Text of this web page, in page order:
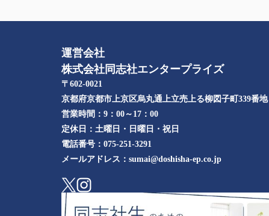
運営会社
株式会社同志社エンタープライズ
〒602-0021
京都府京都市上京区烏丸通上立売上る柳図子町339番地​​
営業時間： 9：00～17：00
定休日： 土曜日・日曜日・祝日
電話番号： 075-251-3291
メールアドレス： sumai@doshisha-ep.co.jp